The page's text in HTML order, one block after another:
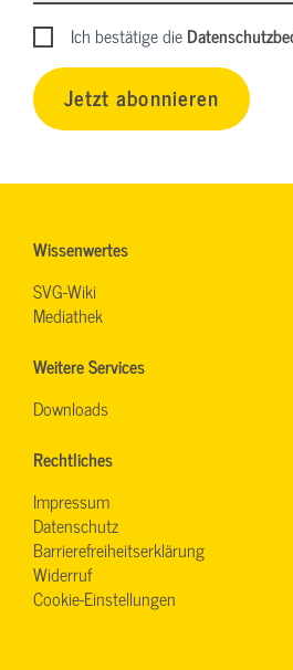
Ich bestätige die
Jetzt abonnieren
Wissenwertes
SVG-Wiki
Mediathek
Weitere Services
Downloads
Rechtliches
Impressum
Datenschutz
Barrierefreiheitserklärung
Widerruf
Cookie-Einstellungen